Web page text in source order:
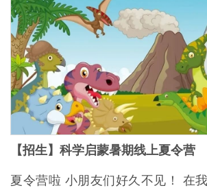
【招生】科学启蒙暑期线上夏令营
夏令营啦 小朋友们好久不见！ 在